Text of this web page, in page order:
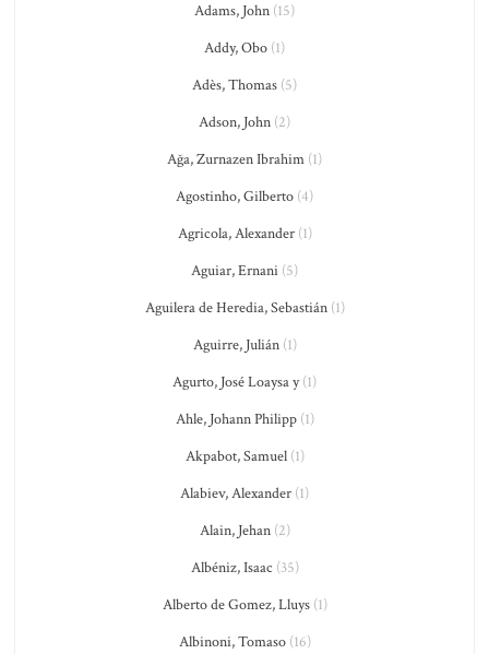
Adams, John (15)
Addy, Obo (1)
Adès, Thomas (5)
Adson, John (2)
Ağa, Zurnazen Ibrahim (1)
Agostinho, Gilberto (4)
Agricola, Alexander(1)
Aguiar, Ernani (5)
Aguilera de Heredia, Sebastián(1)
Aguirre, Julián(1)
Agurto, José Loaysa y(1)
Ahle, Johann Philipp(1)
Akpabot, Samuel(1)
Alabiev, Alexander (1)
Alain, Jehan(2)
Albéniz, Isaac (35)
Alberto de Gomez, Lluys(1)
Albinoni, Tomaso(16)